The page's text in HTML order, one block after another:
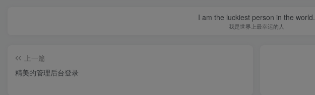
I am the luckiest person in the world.
我是世界上最幸运的人
上一篇
精美的管理后台登录